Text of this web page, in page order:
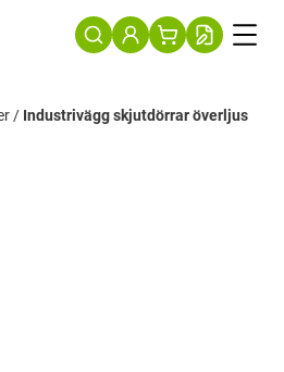
/ Industrivägg skjutdörrar överljus